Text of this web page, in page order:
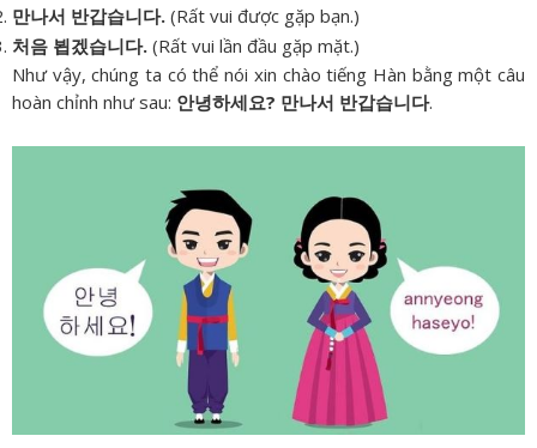
만나서 반갑습니다. (Rất vui được gặp bạn.)
처음 뵙겠습니다. (Rất vui lần đầu gặp mặt.)
Như vậy, chúng ta có thể nói xin chào tiếng Hàn bằng một câu
hoàn chỉnh như sau: 안녕하세요? 만나서 반갑습니다.